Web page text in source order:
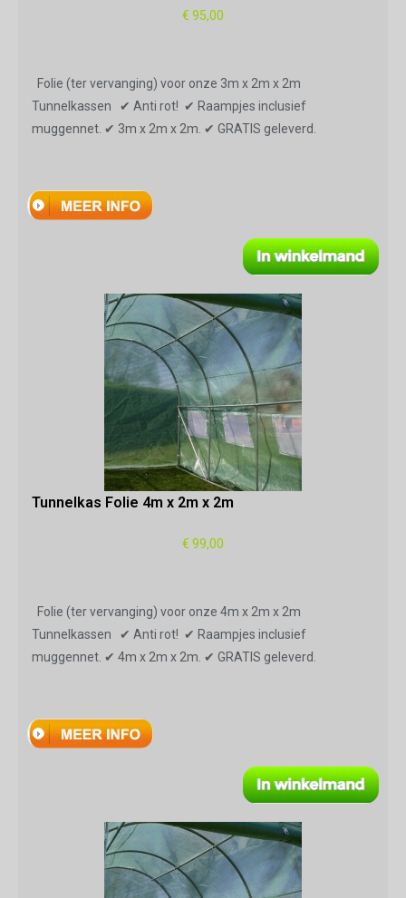
€ 95,00
Folie (ter vervanging) voor onze 3m x 2m x 2m
Tunnelkassen ✔ Anti rot! ✔ Raampjes inclusief
muggennet. ✔ 3m x 2m x 2m. ✔ GRATIS geleverd.
Tunnelkas Folie 4m x 2m x 2m
€ 99,00
Folie (ter vervanging) voor onze 4m x 2m x 2m
Tunnelkassen ✔ Anti rot! ✔ Raampjes inclusief
muggennet. ✔ 4m x 2m x 2m. ✔ GRATIS geleverd.